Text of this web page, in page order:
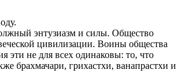
энтузиазм и силы. Общество
цивилизации. Воины общества
эти не для всех одинаковы: то, что
брахмачари, грихастхи, ванапрастхи и